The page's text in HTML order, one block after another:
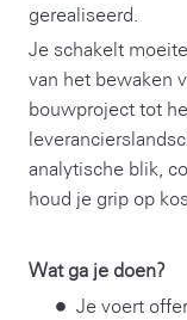
gerealiseerd.
Je schakelt
van het bewaken
bouwproject tot
analytische blik,
houd je grip op
Wat ga je doen?
Je voert